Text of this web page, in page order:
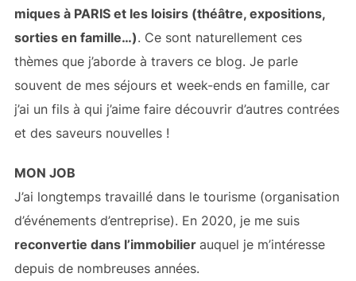
miques à PARIS et les loisirs (théâtre, expositions,
sorties en famille…). Ce sont naturellement ces
thèmes que j’aborde à travers ce blog. Je parle
souvent de mes séjours et week-ends en famille, car
j’ai un fils à qui j’aime faire découvrir d’autres contrées
et des saveurs nouvelles !
MON JOB
J’ai longtemps travaillé dans le tourisme (organisation
d’événements d’entreprise). En 2020, je me suis
reconvertie dans l’immobilier auquel je m’intéresse
depuis de nombreuses années.